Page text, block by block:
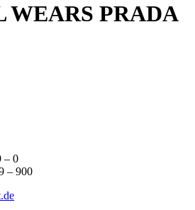
WEARS PRADA
– 0
– 900